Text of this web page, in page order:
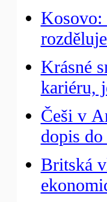
Kosovo:
Krásné
kariéru,
Češi v
dopis
Britská